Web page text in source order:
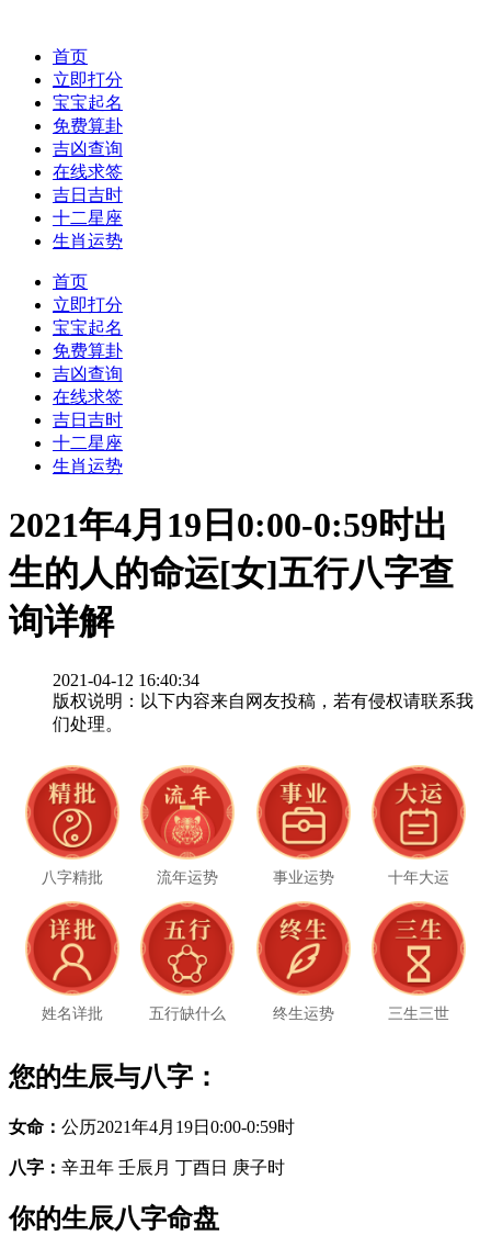
首页
立即打分
宝宝起名
免费算卦
吉凶查询
在线求签
吉日吉时
十二星座
生肖运势
首页
立即打分
宝宝起名
免费算卦
吉凶查询
在线求签
吉日吉时
十二星座
生肖运势
2021年4月19日0:00-0:59时出
生的人的命运[女]五行八字查
询详解
2021-04-12 16:40:34
版权说明：以下内容来自网友投稿，若有侵权请联系我
们处理。
八字精批 流年运势 事业运势 十年大运
姓名详批 五行缺什么 终生运势 三生三世
您的生辰与八字：
女命： 公历2021年4月19日0:00-0:59时
八字： 辛丑年 壬辰月 丁酉日 庚子时
你的生辰八字命盘